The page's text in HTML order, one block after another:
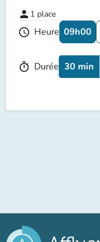
person 1 place
schedule Heure 09h00
timer Durée 30 min